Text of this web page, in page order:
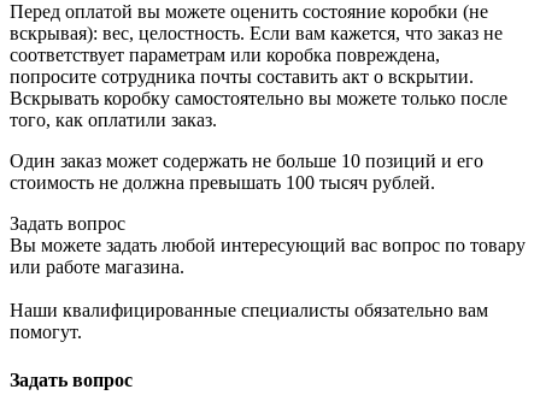
Перед оплатой вы можете оценить состояние коробки (не
вскрывая): вес, целостность. Если вам кажется, что заказ не
соответствует параметрам или коробка повреждена,
попросите сотрудника почты составить акт о вскрытии.
Вскрывать коробку самостоятельно вы можете только после
того, как оплатили заказ.
Один заказ может содержать не больше 10 позиций и его
стоимость не должна превышать 100 тысяч рублей.
Задать вопрос
Вы можете задать любой интересующий вас вопрос по товару
или работе магазина.
Наши квалифицированные специалисты обязательно вам
помогут.
Задать вопрос